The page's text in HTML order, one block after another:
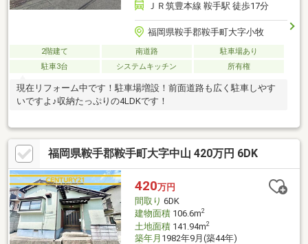
ＪＲ筑豊本線 鞍手駅 徒歩17分
福岡県鞍手郡鞍手町大字小牧
2階建て 南道路
駐車場あり
駐車3台
システムキッチン 所有権
現在リフォーム中です！駐車場増設！前面道路も広く駐車しやす
いですよ♪収納たっぷりの4LDKです！
福岡県鞍手郡鞍手町大字中山 420万円 6DK
420万円
間取り 6DK
建物面積106.6m2
土地面積141.94m2
築年月 1982年9月(築44年)